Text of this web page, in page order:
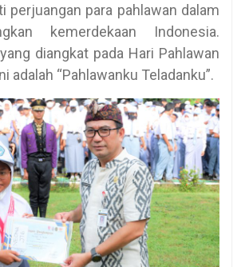
perjuangan para pahlawan dalam
kemerdekaan Indonesia.
diangkat pada Hari Pahlawan
adalah “Pahlawanku Teladanku”.